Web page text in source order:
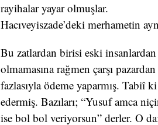
rayihalar yayar olmuşlar.
Hacıveyiszade’deki merhametin
Bu zatlardan birisi eski
olmamasına rağmen çarşı
fazlasıyla ödeme yaparmış. Tabiî
edermiş. Bazıları; “Yusuf amca
ise bol bol veriyorsun” derler. O